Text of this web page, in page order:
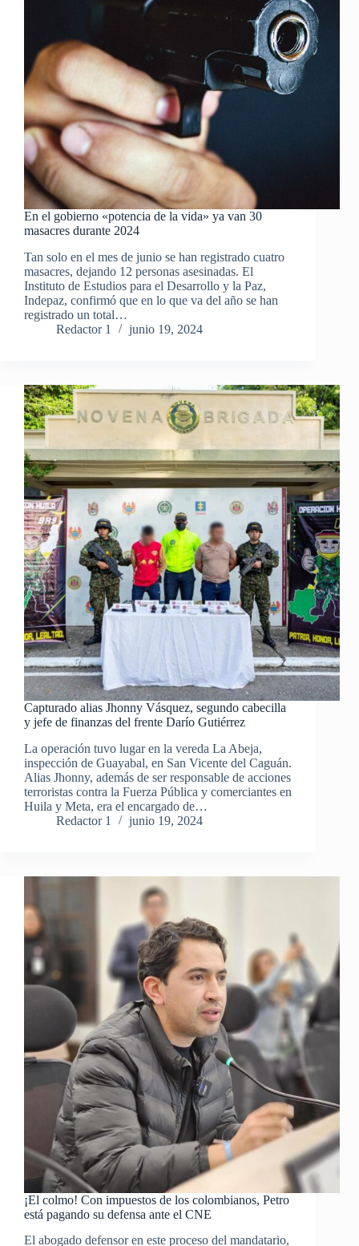
En el gobierno «potencia de la vida» ya van 30
masacres durante 2024
Tan solo en el mes de junio se han registrado cuatro
masacres, dejando 12 personas asesinadas. El
Instituto de Estudios para el Desarrollo y la Paz,
Indepaz, confirmó que en lo que va del año se han
registrado un total…
Redactor 1
junio 19, 2024
Capturado alias Jhonny Vásquez, segundo cabecilla
y jefe de finanzas del frente Darío Gutiérrez
La operación tuvo lugar en la vereda La Abeja,
inspección de Guayabal, en San Vicente del Caguán.
Alias Jhonny, además de ser responsable de acciones
terroristas contra la Fuerza Pública y comerciantes en
Huila y Meta, era el encargado de…
Redactor 1
junio 19, 2024
¡El colmo! Con impuestos de los colombianos, Petro
está pagando su defensa ante el CNE
El abogado defensor en este proceso del mandatario,